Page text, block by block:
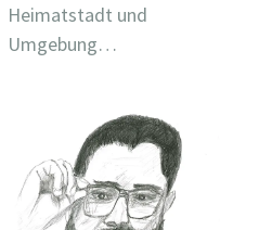
Heimatstadt und
Umgebung…